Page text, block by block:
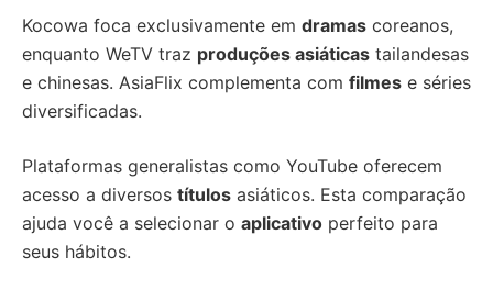
Kocowa foca exclusivamente em dramas coreanos,
enquanto WeTV traz produções asiáticas tailandesas
e chinesas. AsiaFlix complementa com filmes e séries
diversificadas.
Plataformas generalistas como YouTube oferecem
acesso a diversos títulos asiáticos. Esta comparação
ajuda você a selecionar o aplicativo perfeito para
seus hábitos.